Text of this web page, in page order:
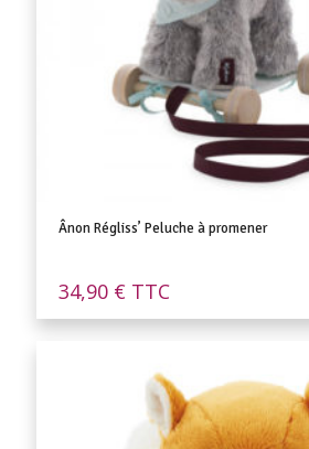
Ânon Régliss’ Peluche à promener
34,90 € TTC